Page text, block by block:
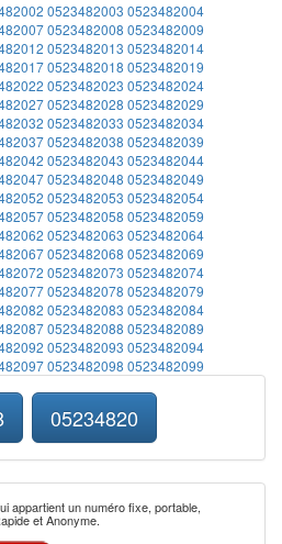
0523482003 0523482004
0523482008 0523482009
0523482013 0523482014
0523482018 0523482019
0523482023 0523482024
0523482028 0523482029
0523482033 0523482034
0523482038 0523482039
0523482043 0523482044
0523482048 0523482049
0523482053 0523482054
0523482058 0523482059
0523482063 0523482064
0523482068 0523482069
0523482073 0523482074
0523482078 0523482079
0523482083 0523482084
0523482088 0523482089
0523482093 0523482094
0523482098 0523482099
05234820
appartient un numéro fixe, portable,
et Anonyme.